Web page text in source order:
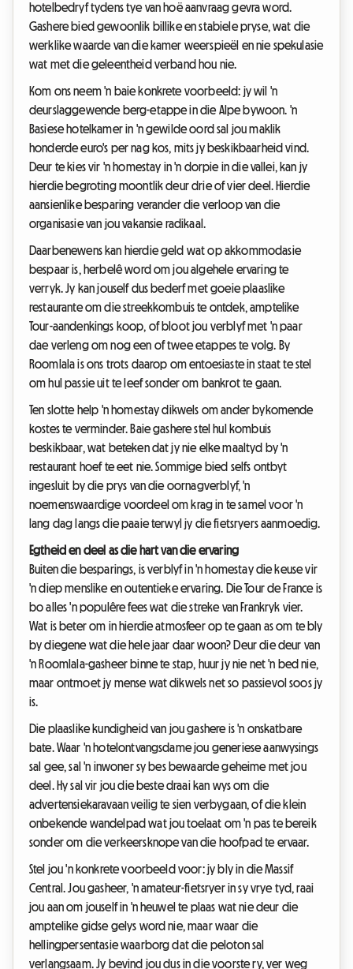
hotelbedryf tydens tye van hoë aanvraag gevra word.
Gashere bied gewoonlik billike en stabiele pryse, wat die
werklike waarde van die kamer weerspieël en nie spekulasie
wat met die geleentheid verband hou nie.
Kom ons neem 'n baie konkrete voorbeeld: jy wil 'n
deurslaggewende berg-etappe in die Alpe bywoon. 'n
Basiese hotelkamer in 'n gewilde oord sal jou maklik
honderde euro's per nag kos, mits jy beskikbaarheid vind.
Deur te kies vir 'n homestay in 'n dorpie in die vallei, kan jy
hierdie begroting moontlik deur drie of vier deel. Hierdie
aansienlike besparing verander die verloop van die
organisasie van jou vakansie radikaal.
Daarbenewens kan hierdie geld wat op akkommodasie
bespaar is, herbelê word om jou algehele ervaring te
verryk. Jy kan jouself dus bederf met goeie plaaslike
restaurante om die streekkombuis te ontdek, amptelike
Tour-aandenkings koop, of bloot jou verblyf met 'n paar
dae verleng om nog een of twee etappes te volg. By
Roomlala is ons trots daarop om entoesiaste in staat te stel
om hul passie uit te leef sonder om bankrot te gaan.
Ten slotte help 'n homestay dikwels om ander bykomende
kostes te verminder. Baie gashere stel hul kombuis
beskikbaar, wat beteken dat jy nie elke maaltyd by 'n
restaurant hoef te eet nie. Sommige bied selfs ontbyt
ingesluit by die prys van die oornagverblyf, 'n
noemenswaardige voordeel om krag in te samel voor 'n
lang dag langs die paaie terwyl jy die fietsryers aanmoedig.
Egtheid en deel as die hart van die ervaring
Buiten die besparings, is verblyf in 'n homestay die keuse vir
'n diep menslike en outentieke ervaring. Die Tour de France is
bo alles 'n populêre fees wat die streke van Frankryk vier.
Wat is beter om in hierdie atmosfeer op te gaan as om te bly
by diegene wat die hele jaar daar woon? Deur die deur van
'n Roomlala-gasheer binne te stap, huur jy nie net 'n bed nie,
maar ontmoet jy mense wat dikwels net so passievol soos jy
is.
Die plaaslike kundigheid van jou gashere is 'n onskatbare
bate. Waar 'n hotelontvangsdame jou generiese aanwysings
sal gee, sal 'n inwoner sy bes bewaarde geheime met jou
deel. Hy sal vir jou die beste draai kan wys om die
advertensiekaravaan veilig te sien verbygaan, of die klein
onbekende wandelpad wat jou toelaat om 'n pas te bereik
sonder om die verkeersknope van die hoofpad te ervaar.
Stel jou 'n konkrete voorbeeld voor: jy bly in die Massif
Central. Jou gasheer, 'n amateur-fietsryer in sy vrye tyd, raai
jou aan om jouself in 'n heuwel te plaas wat nie deur die
amptelike gidse gelys word nie, maar waar die
hellingpersentasie waarborg dat die peloton sal
verlangsaam. Jy bevind jou dus in die voorste ry, ver weg